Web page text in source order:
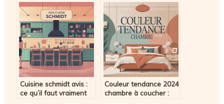
lumineux
Cuisine schmidt avis :
ce qu’il faut vraiment
Couleur tendance 2024
chambre à coucher :